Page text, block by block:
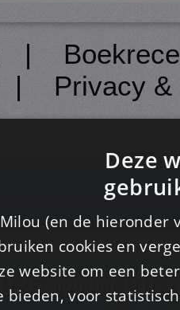
|
Privacy
Deze
Milou (en de
cookies en
website om een
bieden, voor